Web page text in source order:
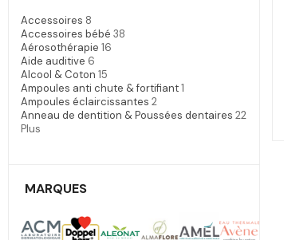
Accessoires 8
Accessoires bébé 38
Aérosothérapie 16
Aide auditive 6
Alcool & Coton 15
Ampoules anti chute & fortifiant1
Ampoules éclaircissantes 2
Anneau de dentition & Poussées dentaires 22
Plus
MARQUES